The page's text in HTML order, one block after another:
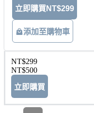
立即購買 NT$299
添加至購物車
NT$299
NT$500
立即購買